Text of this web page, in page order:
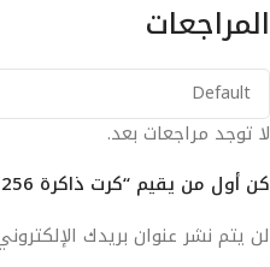
المراجعات
لا توجد مراجعات بعد.
كن أول من يقيم “كرت ذاكرة 256 جيجا للداش كام من Lexar”
لن يتم نشر عنوان بريدك